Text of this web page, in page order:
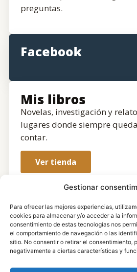
Gestionar
Para ofrecer las mejores experiencias,
cookies para almacenar y/o acceder a la
consentimiento de estas tecnologías nos
el comportamiento de navegación o las
sitio. No consentir o retirar el consentimiento,
negativamente a ciertas características y
preguntas.
Facebook
Mis libros
Novelas, investigación y
lugares donde siempre
contar.
Ver tienda